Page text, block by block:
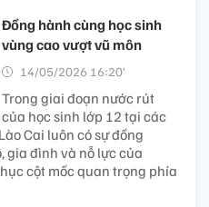
Đồng hành cùng học sinh
vùng cao vượt vũ môn
14/05/2026 16:20’
Trong giai đoạn nước rút
của học sinh lớp 12 tại các
Cai luôn có sự đồng
gia đình và nỗ lực của
cột mốc quan trọng phía